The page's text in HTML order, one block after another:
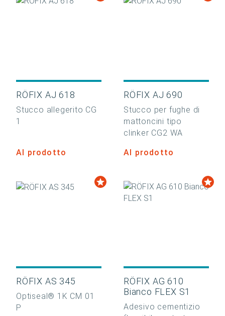
RÖFIX AJ 618
Stucco allegerito CG
1
Al prodotto
RÖFIX AJ 690
Stucco per fughe di
mattoncini tipo
clinker CG2 WA
Al prodotto
RÖFIX AS 345
Optiseal® 1K CM 01
P
RÖFIX AG 610
Bianco FLEX S1
Adesivo cementizio